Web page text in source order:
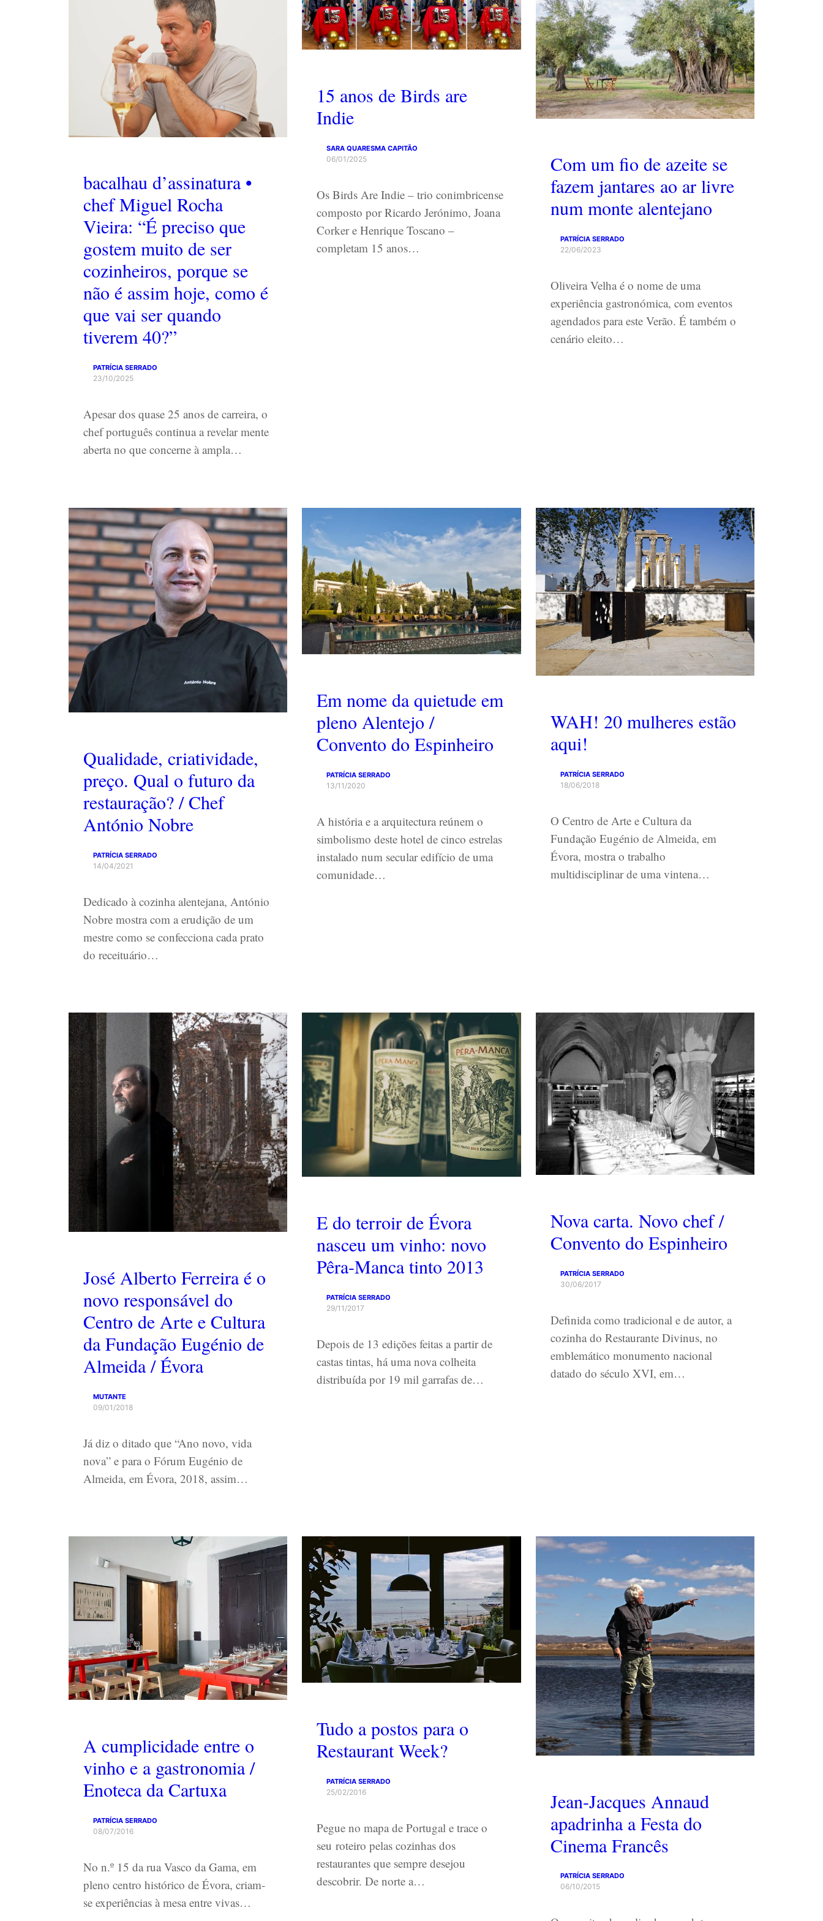
bacalhau d’assinatura •
chef Miguel Rocha
Vieira: “É preciso que
gostem muito de ser
cozinheiros, porque se
não é assim hoje, como é
que vai ser quando
tiverem 40?”
PATRÍCIA SERRADO
23/10/2025
Apesar dos quase 25 anos de carreira, o
chef português continua a revelar mente
aberta no que concerne à ampla…
15 anos de Birds are
Indie
SARA QUARESMA CAPITÃO
06/01/2025
Os Birds Are Indie – trio conimbricense
composto por Ricardo Jerónimo, Joana
Corker e Henrique Toscano –
completam 15 anos…
Com um fio de azeite se
fazem jantares ao ar livre
num monte alentejano
PATRÍCIA SERRADO
22/06/2023
Oliveira Velha é o nome de uma
experiência gastronómica, com eventos
agendados para este Verão. É também o
cenário eleito…
Qualidade, criatividade,
preço. Qual o futuro da
restauração? / Chef
António Nobre
PATRÍCIA SERRADO
14/04/2021
Dedicado à cozinha alentejana, António
Nobre mostra com a erudição de um
mestre como se confecciona cada prato
do receituário…
Em nome da quietude em
pleno Alentejo /
Convento do Espinheiro
PATRÍCIA SERRADO
13/11/2020
A história e a arquitectura reúnem o
simbolismo deste hotel de cinco estrelas
instalado num secular edifício de uma
comunidade…
WAH! 20 mulheres estão
aqui!
PATRÍCIA SERRADO
18/06/2018
O Centro de Arte e Cultura da
Fundação Eugénio de Almeida, em
Évora, mostra o trabalho
multidisciplinar de uma vintena…
José Alberto Ferreira é o
novo responsável do
Centro de Arte e Cultura
da Fundação Eugénio de
Almeida / Évora
MUTANTE
09/01/2018
Já diz o ditado que “Ano novo, vida
nova” e para o Fórum Eugénio de
Almeida, em Évora, 2018, assim…
E do terroir de Évora
nasceu um vinho: novo
Pêra-Manca tinto 2013
PATRÍCIA SERRADO
29/11/2017
Depois de 13 edições feitas a partir de
castas tintas, há uma nova colheita
distribuída por 19 mil garrafas de…
Nova carta. Novo chef /
Convento do Espinheiro
PATRÍCIA SERRADO
30/06/2017
Definida como tradicional e de autor, a
cozinha do Restaurante Divinus, no
emblemático monumento nacional
datado do século XVI, em…
A cumplicidade entre o
vinho e a gastronomia /
Enoteca da Cartuxa
PATRÍCIA SERRADO
08/07/2016
No n.º 15 da rua Vasco da Gama, em
pleno centro histórico de Évora, criam-
se experiências à mesa entre vivas…
Tudo a postos para o
Restaurant Week?
PATRÍCIA SERRADO
25/02/2016
Pegue no mapa de Portugal e trace o
seu roteiro pelas cozinhas dos
restaurantes que sempre desejou
descobrir. De norte a…
Jean-Jacques Annaud
apadrinha a Festa do
Cinema Francês
PATRÍCIA SERRADO
06/10/2015